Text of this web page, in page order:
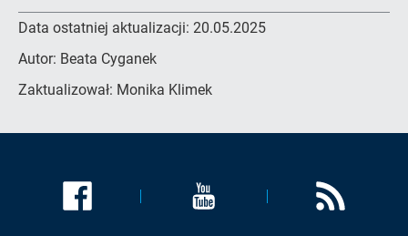
Data ostatniej aktualizacji: 20.05.2025
Autor: Beata Cyganek
Zaktualizował: Monika Klimek
Link
zostanie
Link
zostanie
Link
zostanie